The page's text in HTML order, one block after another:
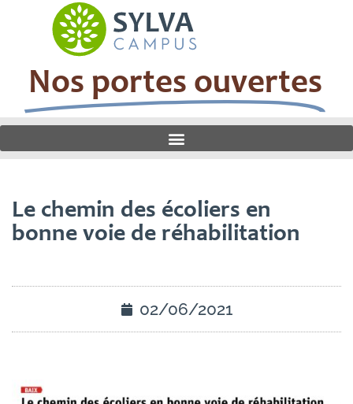
Nos portes ouvertes
Le chemin des écoliers en
bonne voie de réhabilitation
02/06/2021